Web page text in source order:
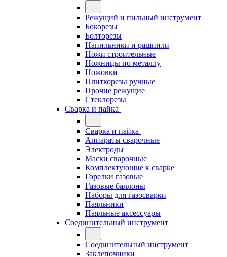
Режущий и пильный инструмент
Бокорезы
Болторезы
Напильники и рашпили
Ножи строительные
Ножницы по металлу
Ножовки
Плиткорезы ручные
Прочие режущие
Стеклорезы
Сварка и пайка
Сварка и пайка
Аппараты сварочные
Электроды
Маски сварочные
Комплектующие к сварке
Горелки газовые
Газовые баллоны
Наборы для газосварки
Паяльники
Паяльные аксессуары
Соединительный инструмент
Соединительный инструмент
Заклепочники